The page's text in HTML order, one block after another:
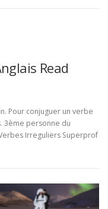
Read
Pour conjuguer un verbe
3ème personne du
Irreguliers Superprof